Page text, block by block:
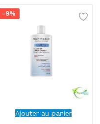
Ajouter au panier
-9%